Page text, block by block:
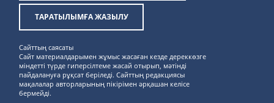
ТАРАТЫЛЫМҒА ЖАЗЫЛУ
Сайттың саясаты
Сайт материалдарымен жұмыс жасаған кезде дереккөзге
міндетті түрде гиперсілтеме жасай отырып, мәтінді
пайдалануға рұқсат беріледі. Сайттың редакциясы
мақалалар авторларының пікірімен әрқашан келісе
бермейді.